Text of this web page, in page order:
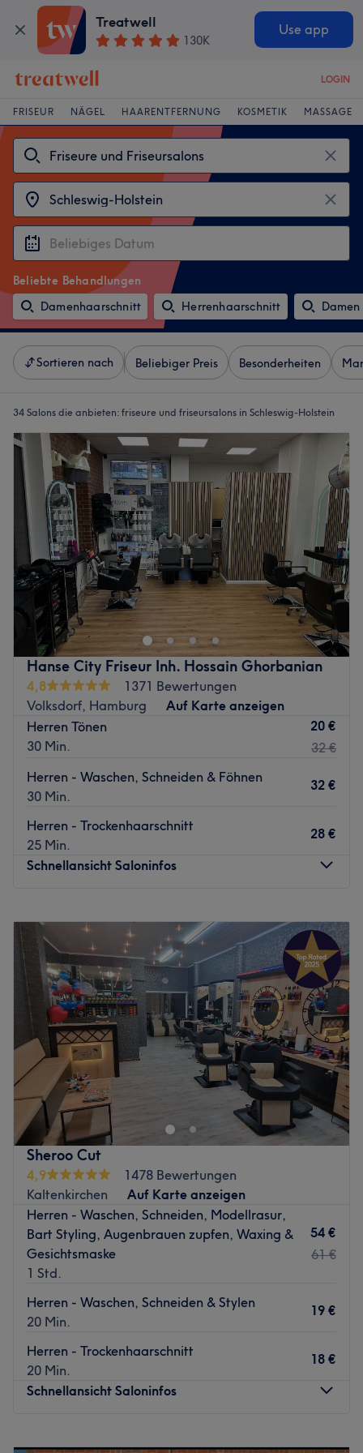
Treatwell
130K
Use app
LOGIN
FRISEUR NÄGEL HAARENTFERNUNG KOSMETIK MASSAGE
Beliebte Behandlungen
Damenhaarschnitt
Herrenhaarschnitt
Sortieren nach Beliebiger Preis Besonderheiten
34 Salons die anbieten: friseure und friseursalons in Schleswig-Holstein
Hanse City Friseur Inh. Hossain Ghorbanian
4,8
1371 Bewertungen
Volksdorf, Hamburg
Auf Karte anzeigen
Herren Tönen
30 Min.
20 €
32 €
Herren - Waschen, Schneiden & Föhnen
30 Min.
32 €
Herren - Trockenhaarschnitt
25 Min.
28 €
Schnellansicht Saloninfos
Dienstag
09:00–18:00
Mittwoch
09:00 –18:00
Donnerstag
08:00–18:00
Freitag
08:00– 18:00
Samstag
09:00– 15:00
Sonntag
Geschlossen
Zurück zur Salonansicht
Sheroo Cut
4,9
1478 Bewertungen
Kaltenkirchen
Auf Karte anzeigen
Herren - Waschen, Schneiden, Modellrasur,
Bart Styling, Augenbrauen zupfen, Waxing &
Gesichtsmaske
1 Std.
54 €
61 €
Herren - Waschen, Schneiden & Stylen
20 Min.
19 €
Herren - Trockenhaarschnitt
20 Min.
18 €
Schnellansicht Saloninfos